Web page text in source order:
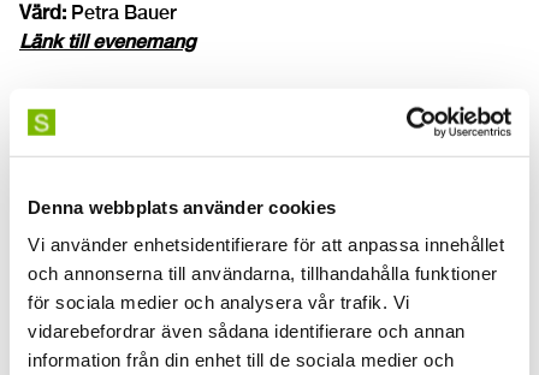
Denna webbplats använder cookies
Vi använder enhetsidentifierare för att anpassa innehållet
och annonserna till användarna, tillhandahålla funktioner
för sociala medier och analysera vår trafik. Vi
vidarebefordrar även sådana identifierare och annan
information från din enhet till de sociala medier och
Värd: Petra Bauer
Länk till evenemang
bodies
Sommarskola
Värd:Hanna Husberg
Länk till evenemang
Kent Olofsson. Akusmatisk musik som praktik, modell
och metod inom scenkonsten: ljudspöken, akustiska
transformationer och högtalare som aktörer